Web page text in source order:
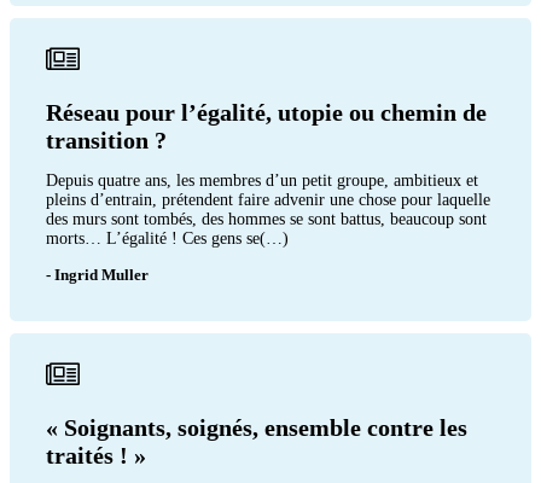
Réseau pour l’égalité, utopie ou chemin de
transition ?
Depuis quatre ans, les membres d’un petit groupe, ambitieux et
pleins d’entrain, prétendent faire advenir une chose pour laquelle
des murs sont tombés, des hommes se sont battus, beaucoup sont
morts… L’égalité ! Ces gens se(…)
- Ingrid Muller
« Soignants, soignés, ensemble contre les
traités ! »